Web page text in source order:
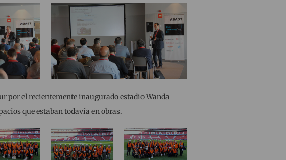
por el recientemente inaugurado estadio Wanda
que estaban todavía en obras.